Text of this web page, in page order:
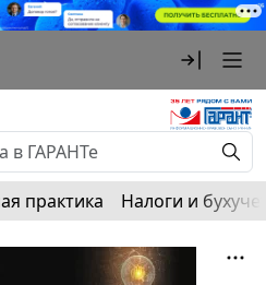
практика Налоги и